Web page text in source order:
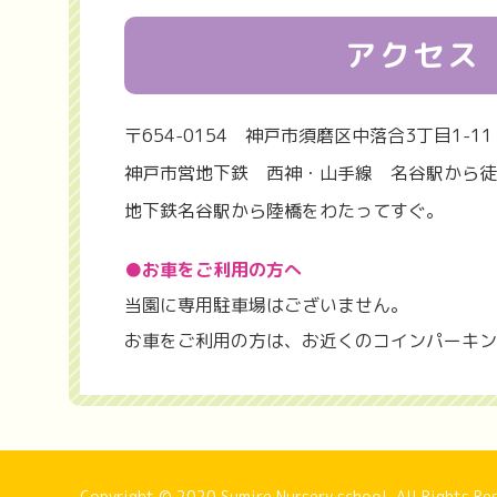
アクセス
〒654-0154 神戸市須磨区中落合3丁目1-11
神戸市営地下鉄 西神・山手線 名谷駅から
地下鉄名谷駅から陸橋をわたってすぐ。
●お車をご利用の方へ
当園に専用駐車場はございません。
お車をご利用の方は、お近くのコインパーキ